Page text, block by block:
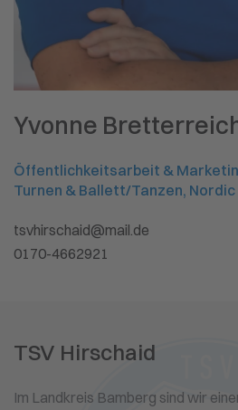
Yvonne
Öffentlichkeitsarbeit &
Turnen & Ballett/Tanzen,
tsvhirschaid@mail.de
0170-4662921
TSV Hirschaid
Im Landkreis Bamberg sind wir